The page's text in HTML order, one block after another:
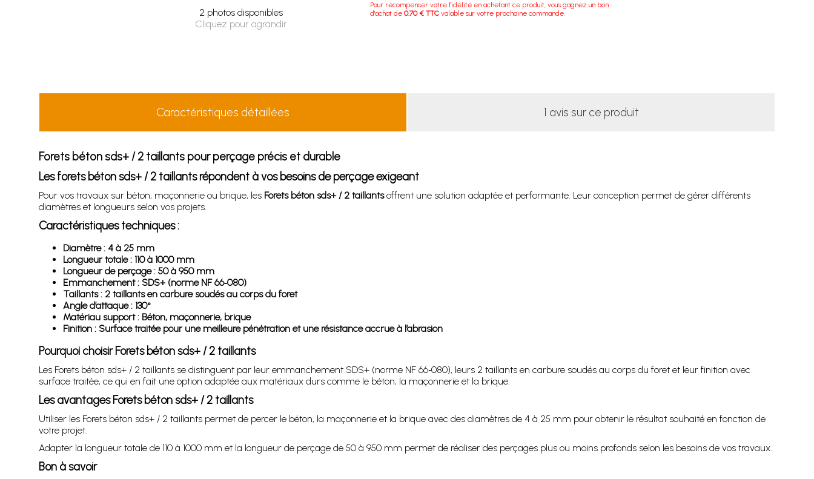
2 photos disponibles
Cliquez pour agrandir
Pour récompenser votre fidélité en achetant ce produit, vous gagnez un bon
d'achat de0.70 € TTC valable sur votre prochaine commande.
Caractéristiques détaillées 1 avis sur ce produit
Forets béton sds+ / 2 taillants pour perçage précis et durable
Les forets béton sds+ / 2 taillants répondent à vos besoins de perçage exigeant
Pour vos travaux sur béton, maçonnerie ou brique, les Forets béton sds+ / 2 taillantsoffrent une solution adaptée et performante. Leur conception permet de gérer différents
diamètres et longueurs selon vos projets.
Caractéristiques techniques :
Diamètre : 4 à 25 mm
Longueur totale : 110 à 1000 mm
Longueur de perçage : 50 à 950 mm
Emmanchement : SDS+ (norme NF 66‑080)
Taillants : 2 taillants en carbure soudés au corps du foret
Angle d’attaque : 130°
Matériau support : Béton, maçonnerie, brique
Finition : Surface traitée pour une meilleure pénétration et une résistance accrue à l’abrasion
Pourquoi choisir Forets béton sds+ / 2 taillants
Les Forets béton sds+ / 2 taillants se distinguent par leur emmanchement SDS+ (norme NF 66‑080), leurs 2 taillants en carbure soudés au corps du foret et leur finition avec
surface traitée, ce qui en fait une option adaptée aux matériaux durs comme le béton, la maçonnerie et la brique.
Les avantages Forets béton sds+ / 2 taillants
Utiliser les Forets béton sds+ / 2 taillants permet de percer le béton, la maçonnerie et la brique avec des diamètres de 4 à 25 mm pour obtenir le résultat souhaité en fonction de
votre projet.
Adapter la longueur totale de 110 à 1000 mm et la longueur de perçage de 50 à 950 mm permet de réaliser des perçages plus ou moins profonds selon les besoins de vos travaux.
Bon à savoir